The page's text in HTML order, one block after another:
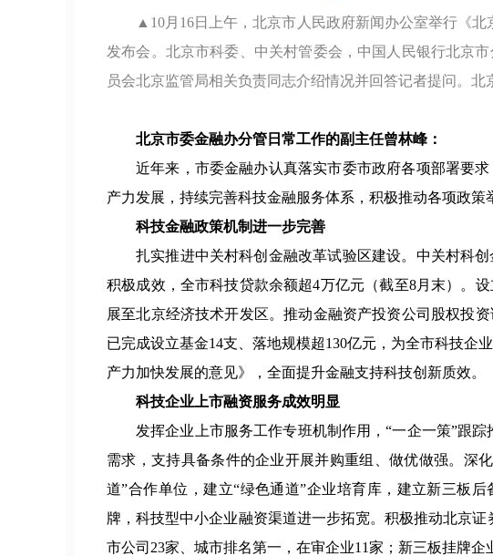
▲10月16日上午，北京市人民政府新闻办公室举行《
发布会。北京市科委、中关村管委会，中国人民银行北京
员会北京监管局相关负责同志介绍情况并回答记者提问。
北京市委金融办分管日常工作的副主任曾林峰：
近年来，市委金融办认真落实市委市政府各项部署要
产力发展，持续完善科技金融服务体系，积极推动各项政
科技金融政策机制进一步完善
扎实推进中关村科创金融改革试验区建设。中关村科
积极成效，全市科技贷款余额超4万亿元（截至8月末）。
展至北京经济技术开发区。推动金融资产投资公司股权投
已完成设立基金14支、落地规模超130亿元，为全市科技企
产力加快发展的意见》，全面提升金融支持科技创新质效。
科技企业上市融资服务成效明显
发挥企业上市服务工作专班机制作用，“一企一策”跟
需求，支持具备条件的企业开展并购重组、做优做强。深
道”合作单位，建立“绿色通道”企业培育库，建立新三板
牌，科技型中小企业融资渠道进一步拓宽。积极推动北京
市公司23家、城市排名第一，在审企业11家；新三板挂牌企